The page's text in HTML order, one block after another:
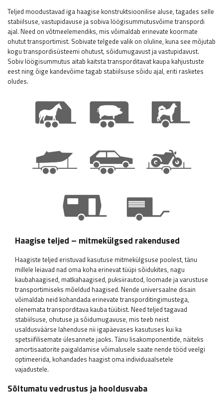
Teljed moodustavad iga haagise konstruktsioonilise aluse, tagades selle
stabiilsuse, vastupidavuse ja sobiva löögisummutusvõime transpordi
ajal. Need on võtmeelemendiks, mis võimaldab erinevate koormate
ohutut transportimist. Sobivate telgede valik on oluline, kuna see mõjutab
kogu transpordisüsteemi ohutust, sõidumugavust ja vastupidavust.
Sobiv löögisummutus aitab kaitsta transporditavat kaupa kahjustuste
eest ning õige kandevõime tagab stabiilsuse sõidu ajal, eriti rasketes
oludes.
Haagise teljed – mitmekülgsed rakendused
Haagiste teljed eristuvad kasutuse mitmekülgsuse poolest, tänu
millele leiavad nad oma koha erinevat tüüpi sõidukites, nagu
kaubahaagised, matkahaagised, puksiirautod, loomade ja varustuse
transportimiseks mõeldud haagised. Nende universaalne disain
võimaldab neid kohandada erinevate transporditingimustega,
olenemata transporditava kauba tüübist. Need teljed tagavad
stabiilsuse, ohutuse ja sõidumugavuse, mis teeb neist
usaldusväärse lahenduse nii igapäevases kasutuses kui ka
spetsiifilisemate ülesannete jaoks. Tänu lisakomponentide, näiteks
amortisaatorite paigaldamise võimalusele saate nende tööd veelgi
optimeerida, kohandades haagist oma individuaalsetele
vajadustele.
Sõltumatu vedrustus ja hooldusvaba